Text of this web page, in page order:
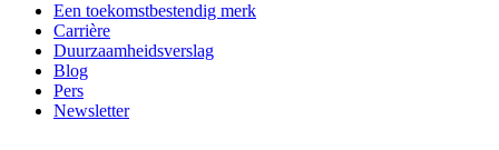
Een toekomstbestendig merk
Carrière
Duurzaamheidsverslag
Blog
Pers
Newsletter